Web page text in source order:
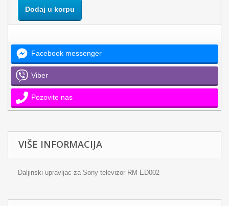
Dodaj u korpu
Facebook messenger
Viber
Pozovite nas
VIŠE INFORMACIJA
Daljinski upravljac za Sony televizor RM-ED002